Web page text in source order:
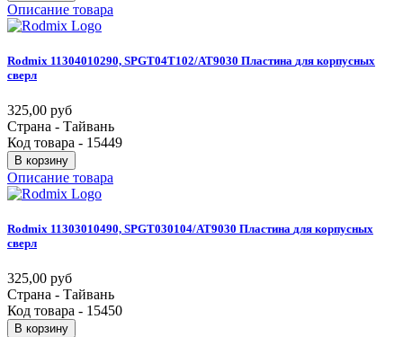
Описание товара
Rodmix 11304010290, SPGT04T102/AT9030 Пластина для корпусных
сверл
325,00 руб
Страна - Тайвань
Код товара - 15449
В корзину
Описание товара
Rodmix 11303010490, SPGT030104/AT9030 Пластина для корпусных
сверл
325,00 руб
Страна - Тайвань
Код товара - 15450
В корзину